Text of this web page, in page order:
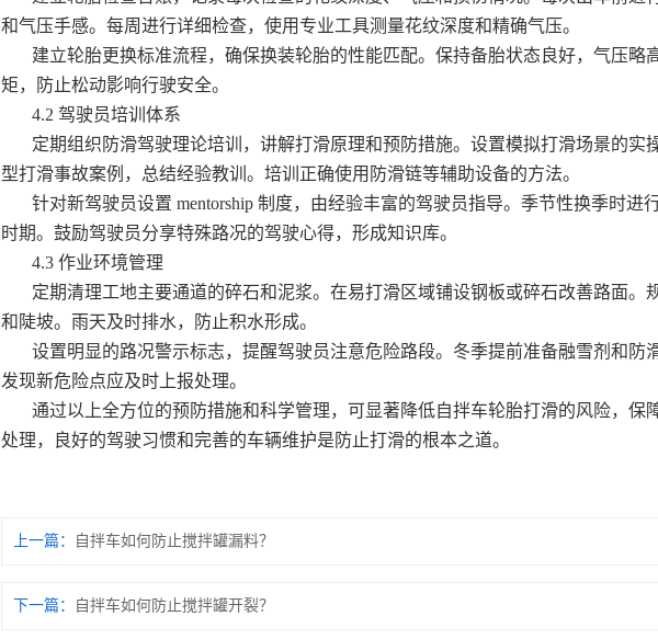
和气压手感。每周进行详细检查，使用专业工具测量花纹深度和精确气压。
建立轮胎更换标准流程，确保换装轮胎的性能匹配。保持备胎状态良好，气压略
矩，防止松动影响行驶安全。
4.2 驾驶员培训体系
定期组织防滑驾驶理论培训，讲解打滑原理和预防措施。设置模拟打滑场景的实
型打滑事故案例，总结经验教训。培训正确使用防滑链等辅助设备的方法。
针对新驾驶员设置 mentorship 制度，由经验丰富的驾驶员指导。季节性换季时进
时期。鼓励驾驶员分享特殊路况的驾驶心得，形成知识库。
4.3 作业环境管理
定期清理工地主要通道的碎石和泥浆。在易打滑区域铺设钢板或碎石改善路面。
和陡坡。雨天及时排水，防止积水形成。
设置明显的路况警示标志，提醒驾驶员注意危险路段。冬季提前准备融雪剂和防
发现新危险点应及时上报处理。
通过以上全方位的预防措施和科学管理，可显著降低自拌车轮胎打滑的风险，保
处理，良好的驾驶习惯和完善的车辆维护是防止打滑的根本之道。
上一篇： 自拌车如何防止搅拌罐漏料？
下一篇： 自拌车如何防止搅拌罐开裂？